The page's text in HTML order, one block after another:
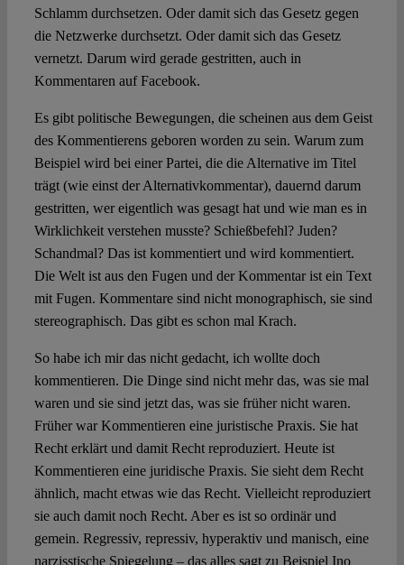
Schlamm durchsetzen. Oder damit sich das Gesetz gegen
die Netzwerke durchsetzt. Oder damit sich das Gesetz
vernetzt. Darum wird gerade gestritten, auch in
Kommentaren auf Facebook.
Es gibt politische Bewegungen, die scheinen aus dem Geist
des Kommentierens geboren worden zu sein. Warum zum
Beispiel wird bei einer Partei, die die Alternative im Titel
trägt (wie einst der Alternativkommentar), dauernd darum
gestritten, wer eigentlich was gesagt hat und wie man es in
Wirklichkeit verstehen musste? Schießbefehl? Juden?
Schandmal? Das ist kommentiert und wird kommentiert.
Die Welt ist aus den Fugen und der Kommentar ist ein Text
mit Fugen. Kommentare sind nicht monographisch, sie sind
stereographisch. Das gibt es schon mal Krach.
So habe ich mir das nicht gedacht, ich wollte doch
kommentieren. Die Dinge sind nicht mehr das, was sie mal
waren und sie sind jetzt das, was sie früher nicht waren.
Früher war Kommentieren eine juristische Praxis. Sie hat
Recht erklärt und damit Recht reproduziert. Heute ist
Kommentieren eine juridische Praxis. Sie sieht dem Recht
ähnlich, macht etwas wie das Recht. Vielleicht reproduziert
sie auch damit noch Recht. Aber es ist so ordinär und
gemein. Regressiv, repressiv, hyperaktiv und manisch, eine
narzisstische Spiegelung – das alles sagt zu Beispiel Ino